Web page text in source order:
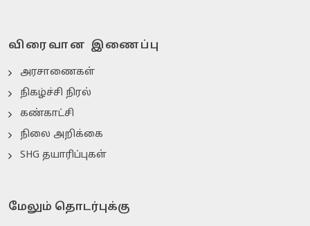
விரைவான இணைப்பு
அரசாணைகள்
நிகழ்ச்சி நிரல்
கண்காட்சி
நிலை அறிக்கை
SHG தயாரிப்புகள்
மேலும் தொடர்புக்கு